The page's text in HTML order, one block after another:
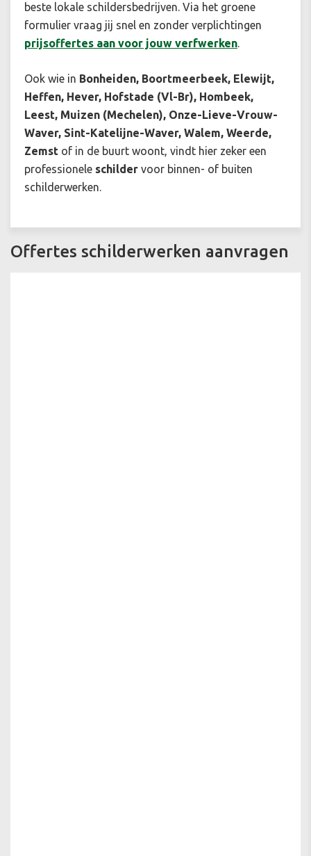
beste lokale schildersbedrijven. Via het groene
formulier vraag jij snel en zonder verplichtingen
prijsoffertes aan voor jouw verfwerken.
Ook wie in Bonheiden, Boortmeerbeek, Elewijt,
Heffen, Hever, Hofstade (Vl-Br), Hombeek,
Leest, Muizen (Mechelen), Onze-Lieve-Vrouw-
Waver, Sint-Katelijne-Waver, Walem, Weerde,
Zemst of in de buurt woont, vindt hier zeker een
professionele schilder voor binnen- of buiten
schilderwerken.
Offertes schilderwerken aanvragen